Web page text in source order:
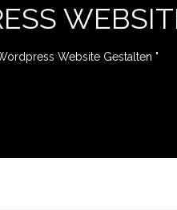
Website Gestalten "